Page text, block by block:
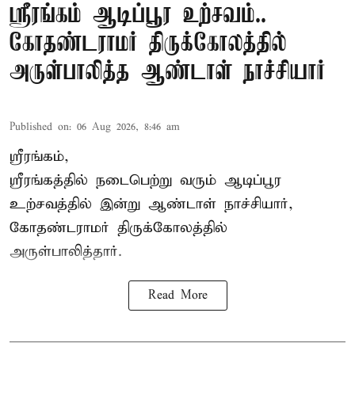
ஸ்ரீரங்கம் ஆடிப்பூர உற்சவம்..
கோதண்டராமர் திருக்கோலத்தில்
அருள்பாலித்த ஆண்டாள் நாச்சியார்
Published on: 06 Aug 2026, 8:46 am
ஸ்ரீரங்கம்,
ஸ்ரீரங்கத்தில் நடைபெற்று வரும் ஆடிப்பூர
உற்சவத்தில் இன்று ஆண்டாள் நாச்சியார்,
கோதண்டராமர் திருக்கோலத்தில்
அருள்பாலித்தார்.
Read More